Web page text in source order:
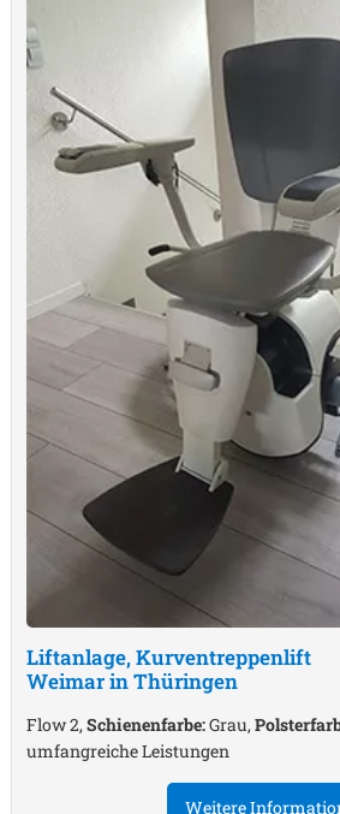
Liftanlage, Kurventreppenlift
Weimar in Thüringen
Flow 2,Schienenfarbe:Grau,
umfangreiche Leistungen
Weitere